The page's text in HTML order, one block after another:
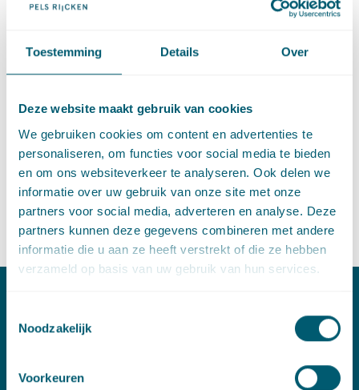
Toestemming Details Over
Deze website maakt gebruik van cookies
We gebruiken cookies om content en advertenties te
personaliseren, om functies voor social media te bieden
en om ons websiteverkeer te analyseren. Ook delen we
informatie over uw gebruik van onze site met onze
partners voor social media, adverteren en analyse. Deze
partners kunnen deze gegevens combineren met andere
informatie die u aan ze heeft verstrekt of die ze hebben
verzameld op basis van uw gebruik van hun services.
Noodzakelijk
Voorkeuren
voorstellen die de Werkgroep Personenvennootschappen
regeling van het personenvennootschapsrecht.
Meer informatie
Tijdstip: 16.00 uur tot 18.10 uur
Docent: Arie Tervoort, advocaat en
of counsel
sectie ondernemingsrecht, Pels Rijcken
PO/PE-punten: 2
Aanmelden
E:info@pelsrijcken.nl